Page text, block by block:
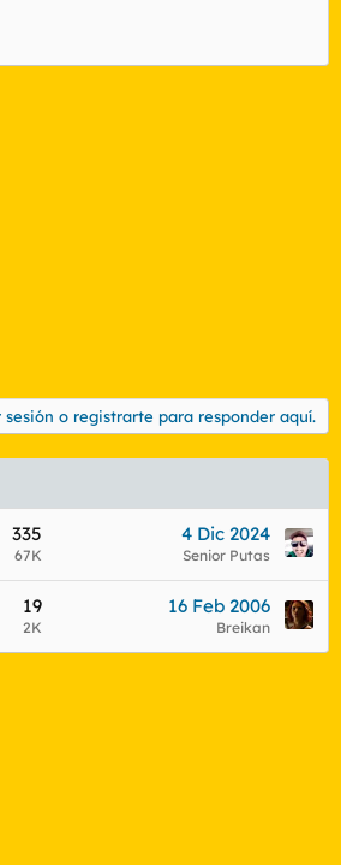
sesión o registrarte para responder aquí.
335
67K
4 Dic 2024
Senior Putas
19
2K
16 Feb 2006
Breikan